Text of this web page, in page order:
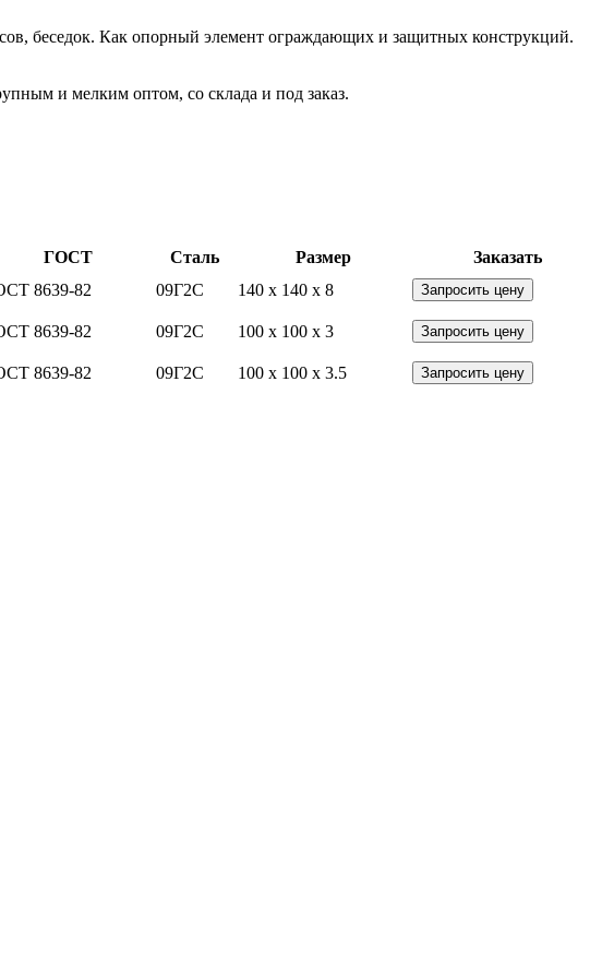
беседок. Как опорный элемент ограждающих и защитных конструкций.
и мелким оптом, со склада и под заказ.
ГОСТ Сталь Размер
Заказать
8639-82 09Г2С 140 x 140 x 8 Запросить цену
8639-82 09Г2С 100 x 100 x 3 Запросить цену
8639-82 09Г2С 100 x 100 x 3.5 Запросить цену